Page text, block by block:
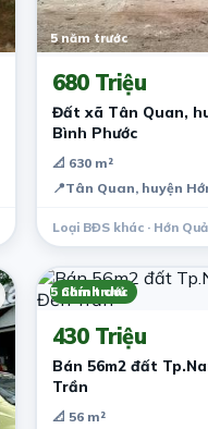
5 năm trước
680 Triệu
Đất xã Tân Quan,
Bình Phước
📐 630 m²
📍Tân Quan, huyện
Loại BĐS khác · Hớn
Chính chủ
5 năm trước
430 Triệu
Bán 56m2 đất
Trần
📐 56 m²